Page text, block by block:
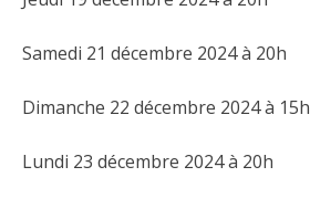
Samedi 21 décembre 2024 à 20h
Dimanche 22 décembre 2024 à 15h
Lundi 23 décembre 2024 à 20h